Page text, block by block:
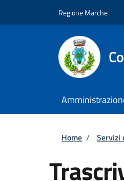
Regione Marche
Home / Servizi